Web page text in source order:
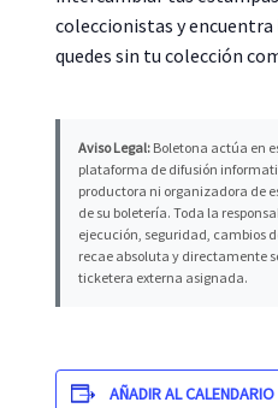
coleccionistas y encuentra
quedes sin tu colección
Aviso Legal: Boletona actúa en
plataforma de difusión
productora ni organizadora de
de su boletería. Toda la
ejecución, seguridad, cambios
recae absoluta y directamente
ticketera externa asignada.
AÑADIR AL CALENDARIO